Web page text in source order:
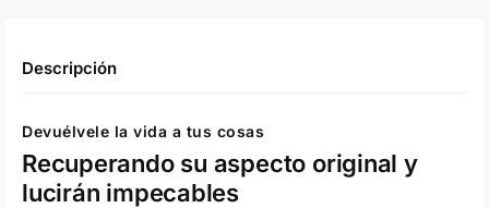
Descripción
Devuélvele la vida a tus cosas
Recuperando su aspecto original y
lucirán impecables